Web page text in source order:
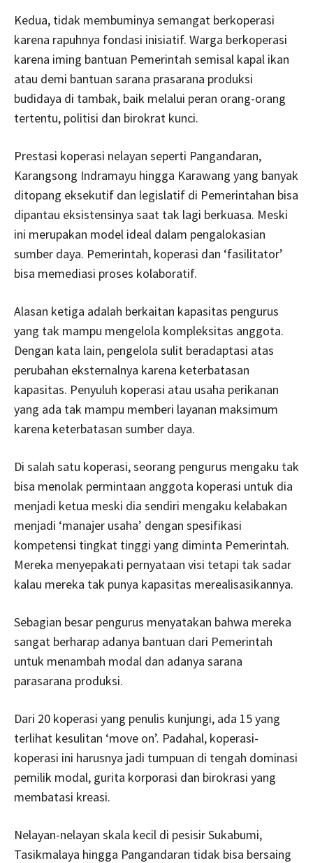
Kedua, tidak membuminya semangat berkoperasi
karena rapuhnya fondasi inisiatif. Warga berkoperasi
karena iming bantuan Pemerintah semisal kapal ikan
atau demi bantuan sarana prasarana produksi
budidaya di tambak, baik melalui peran orang-orang
tertentu, politisi dan birokrat kunci.
Prestasi koperasi nelayan seperti Pangandaran,
Karangsong Indramayu hingga Karawang yang banyak
ditopang eksekutif dan legislatif di Pemerintahan bisa
dipantau eksistensinya saat tak lagi berkuasa. Meski
ini merupakan model ideal dalam pengalokasian
sumber daya. Pemerintah, koperasi dan ‘fasilitator’
bisa memediasi proses kolaboratif.
Alasan ketiga adalah berkaitan kapasitas pengurus
yang tak mampu mengelola kompleksitas anggota.
Dengan kata lain, pengelola sulit beradaptasi atas
perubahan eksternalnya karena keterbatasan
kapasitas. Penyuluh koperasi atau usaha perikanan
yang ada tak mampu memberi layanan maksimum
karena keterbatasan sumber daya.
Di salah satu koperasi, seorang pengurus mengaku tak
bisa menolak permintaan anggota koperasi untuk dia
menjadi ketua meski dia sendiri mengaku kelabakan
menjadi ‘manajer usaha’ dengan spesifikasi
kompetensi tingkat tinggi yang diminta Pemerintah.
Mereka menyepakati pernyataan visi tetapi tak sadar
kalau mereka tak punya kapasitas merealisasikannya.
Sebagian besar pengurus menyatakan bahwa mereka
sangat berharap adanya bantuan dari Pemerintah
untuk menambah modal dan adanya sarana
parasarana produksi.
Dari 20 koperasi yang penulis kunjungi, ada 15 yang
terlihat kesulitan ‘move on’. Padahal, koperasi-
koperasi ini harusnya jadi tumpuan di tengah dominasi
pemilik modal, gurita korporasi dan birokrasi yang
membatasi kreasi.
Nelayan-nelayan skala kecil di pesisir Sukabumi,
Tasikmalaya hingga Pangandaran tidak bisa bersaing